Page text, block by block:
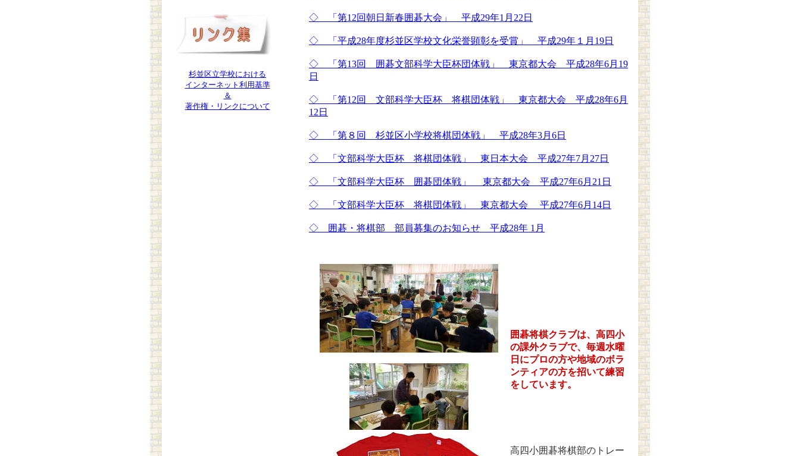
杉並区立学校における
インターネット利用基準
＆
著作権・リンクについて
◇ 「第12回朝日新春囲碁大会」 平成29年1月22日
◇ 「平成28年度杉並区学校文化栄誉顕彰を受賞」 平成29年１月19日
◇ 「第13回 囲碁文部科学大臣杯団体戦」 東京都大会 平成28年6月19
日
◇ 「第12回 文部科学大臣杯 将棋団体戦」 東京都大会 平成28年6月
12日
◇ 「第８回 杉並区小学校将棋団体戦」 平成28年3月6日
◇ 「文部科学大臣杯 将棋団体戦」 東日本大会 平成27年7月27日
◇ 「文部科学大臣杯 囲碁団体戦」 東京都大会 平成27年6月21日
◇ 「文部科学大臣杯 将棋団体戦」 東京都大会 平成27年6月14日
◇ 囲碁・将棋部 部員募集のお知らせ 平成28年 1月
囲碁将棋クラブは、高四小
の課外クラブで、毎週水曜
日にプロの方や地域のボラ
ンティアの方を招いて練習
をしています。
高四小囲碁将棋部のトレー